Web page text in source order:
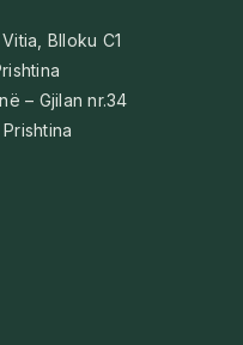
Blloku C1
– Gjilan nr.34